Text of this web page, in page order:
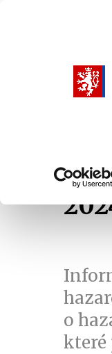
o
které